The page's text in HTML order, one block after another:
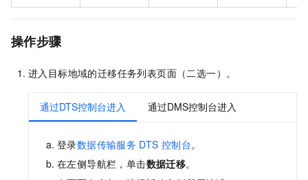
操作步骤
进入目标地域的迁移任务列表页面（二选一）。
通过DTS控制台进入 通过DMS控制台进入
登录数据传输服务 DTS 控制台。
在左侧导航栏，单击数据迁移。